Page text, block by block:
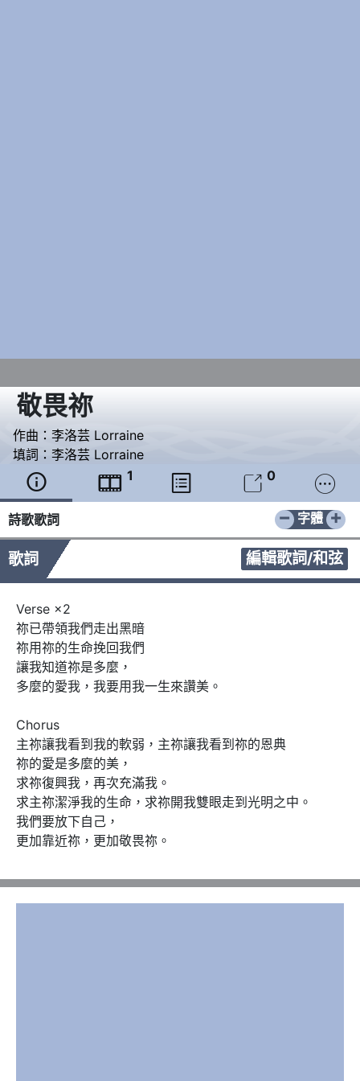
敬畏祢
作曲： 李洛芸 Lorraine
填詞： 李洛芸 Lorraine
  1   0 
詩歌歌詞 − +
字體
歌詞 編輯歌詞/和弦
Verse ×2
祢已帶領我們走出黑暗
祢用祢的生命挽回我們
讓我知道祢是多麼，
多麼的愛我，我要用我一生來讚美。
Chorus
主祢讓我看到我的軟弱，主祢讓我看到祢的恩典
祢的愛是多麼的美，
求祢復興我，再次充滿我。
求主祢潔淨我的生命，求祢開我雙眼走到光明之中。
我們要放下自己，
更加靠近祢，更加敬畏祢。